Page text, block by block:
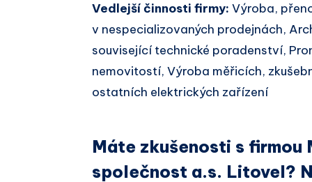
Vedlejší činnosti firmy: Výroba,
v nespecializovaných prodejnách,
související technické poradenství,
nemovitostí, Výroba měřicích,
ostatních elektrických zařízení
Máte zkušenosti s firmou
společnost a.s. Litovel?